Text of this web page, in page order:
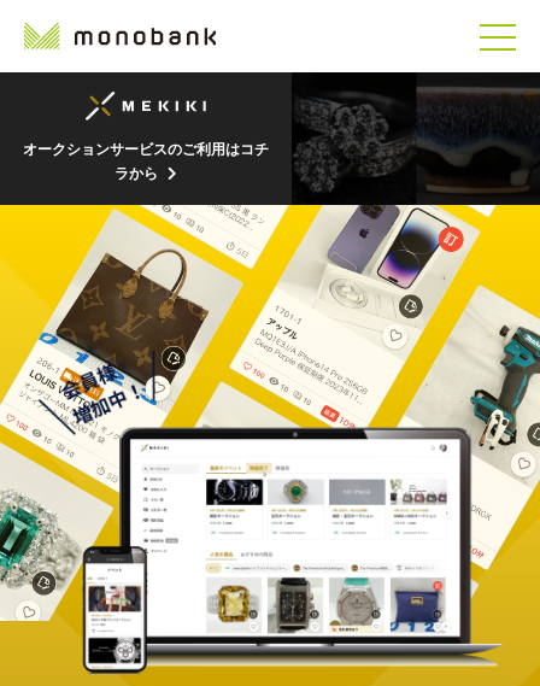
オークションサービスのご利用はコチ
ラから